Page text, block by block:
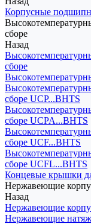
Корпусные
сборе
Назад
сборе
сборе UCP...BHTS
сборе UCPA...BHTS
сборе UCF...BHTS
сборе UCFL...BHTS
Концевые крышки
Нержавеющие
Назад
Нержавеющие
Нержавеющие